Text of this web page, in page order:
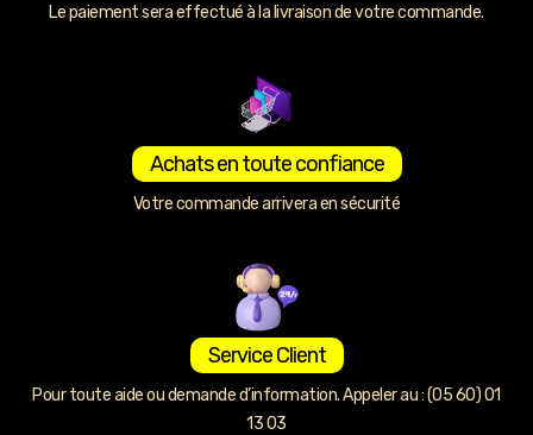
Le paiement sera effectué à la livraison de votre commande.
Achats en toute confiance
Votre commande arrivera en sécurité
Service Client
Pour toute aide ou demande d’information. Appeler au : (05 60) 01
13 03